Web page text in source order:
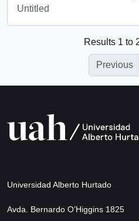
Untitled
Results 1 to
Previous
Universidad Alberto Hurtado
Avda. Bernardo O’Higgins 1825